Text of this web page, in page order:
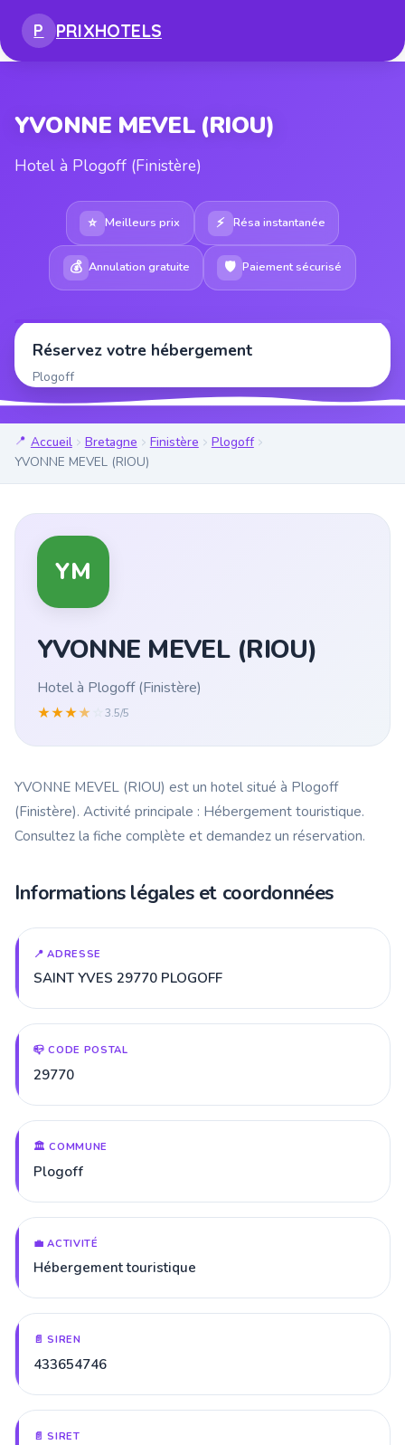
P PRIXHOTELS
YVONNE MEVEL (RIOU)
Hotel à Plogoff (Finistère)
⭐ Meilleurs prix ⚡ Résa instantanée
💰 Annulation gratuite 🛡 Paiement sécurisé
Réservez votre hébergement
Plogoff
Accueil Bretagne Finistère
Plogoff
YVONNE MEVEL (RIOU)
YM
YVONNE MEVEL (RIOU)
Hotel à Plogoff (Finistère)
★★★★ 3.5/5
YVONNE MEVEL (RIOU) est un hotel situé à Plogoff
(Finistère). Activité principale : Hébergement touristique.
Consultez la fiche complète et demandez un réservation.
Informations légales et coordonnées
📍 ADRESSE
SAINT YVES 29770 PLOGOFF
📪 CODE POSTAL
29770
🏛️ COMMUNE
Plogoff
💼 ACTIVITÉ
Hébergement touristique
📄 SIREN
433654746
📄 SIRET